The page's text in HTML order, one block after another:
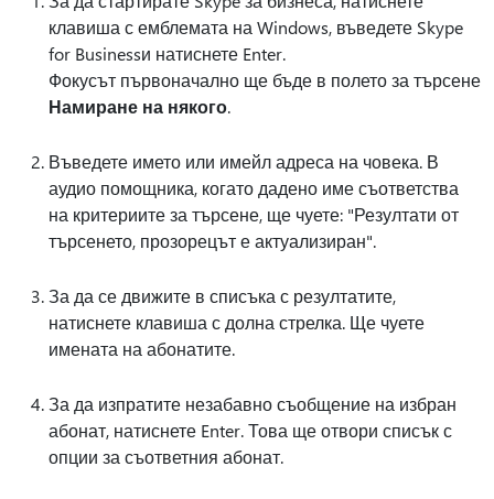
клавиша с емблемата на Windows, въведете Skype
for Businessи натиснете Enter.
Фокусът първоначално ще бъде в полето за търсене
Намиране на някого.
Въведете името или имейл адреса на човека. В
аудио помощника, когато дадено име съответства
на критериите за търсене, ще чуете: "Резултати от
търсенето, прозорецът е актуализиран".
За да се движите в списъка с резултатите,
натиснете клавиша с долна стрелка. Ще чуете
имената на абонатите.
За да изпратите незабавно съобщение на избран
абонат, натиснете Enter. Това ще отвори списък с
опции за съответния абонат.